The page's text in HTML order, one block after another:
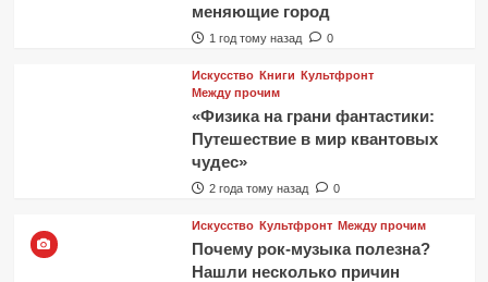
меняющие город
1 год тому назад 0
Искусство Книги Культфронт
Между прочим
«Физика на грани фантастики:
Путешествие в мир квантовых
чудес»
2 года тому назад 0
Искусство Культфронт Между прочим
Почему рок-музыка полезна?
Нашли несколько причин